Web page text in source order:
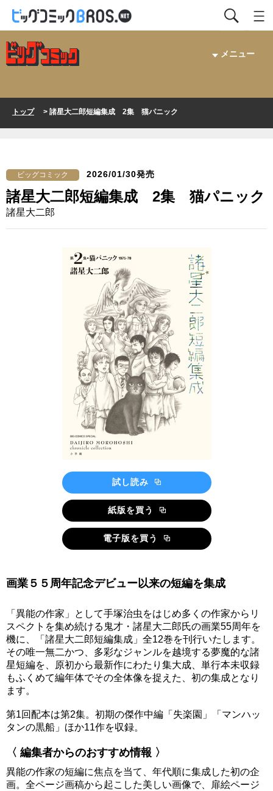
メニュー
トップ> 諸星大二郎短編集成 2集 猫パニック
ビッグコミック 2026/01/30発売
諸星大二郎短編集成 2集 猫パニック
諸星大二郎
試し読み
紙版を買う
電子版を買う
画業５５周年記念デビュー以来の短編を集成
「異能の作家」として手塚治虫をはじめ多くの作家からリ
スペクトを集め続ける鬼才・諸星大二郎氏の画業55周年を
機に、「諸星大二郎短編集成」全12巻を刊行いたします。
その唯一無二かつ、多彩なジャンルを越境する夢魔的な諸
星短編を、原初から最新作にわたり集大成、単行本未収録
もふくめて編年体でその全体像を捉えた、初の集成となり
ます。
第1回配本は第2集。初期の傑作中編「失楽園」「マンハッ
タンの黒船」ほか11作を収録。
〈 編集者からのおすすめ情報 〉
異能の作家の短編に焦点を当て、年代順に集成した初の企
画。全ページ画稿から起こした美しい画像で、扉絵ページ